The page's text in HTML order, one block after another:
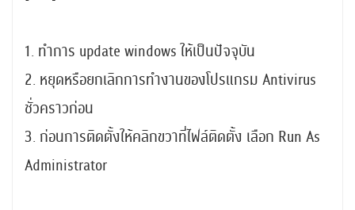
1. ทำการ update windows ให้เป็นปัจจุบัน
2. หยุดหรือยกเลิกการทำงานของโปรแกรม Antivirus
ชั่วคราวก่อน
3. ก่อนการติดตั้งให้คลิกขวาที่ไฟล์ติดตั้ง เลือก Run As
Administrator